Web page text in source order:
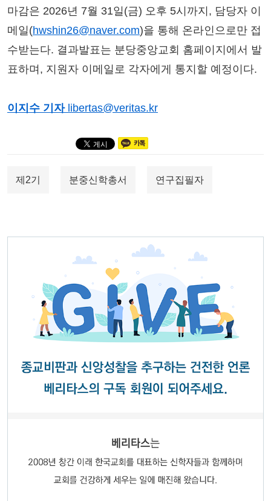
마감은 2026년 7월 31일(금) 오후 5시까지, 담당자 이
메일(hwshin26@naver.com)을 통해 온라인으로만 접
수받는다. 결과발표는 분당중앙교회 홈페이지에서 발
표하며, 지원자 이메일로 각자에게 통지할 예정이다.
이지수 기자 libertas@veritas.kr
제2기 분중신학총서 연구집필자